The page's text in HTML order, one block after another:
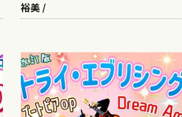
裕美 /